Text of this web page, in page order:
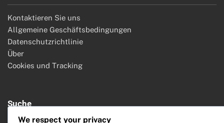
Kontaktieren Sie uns
Allgemeine Geschäftsbedingungen
Datenschutzrichtlinie
Über
Cookies und Tracking
Suche
We respect your privacy